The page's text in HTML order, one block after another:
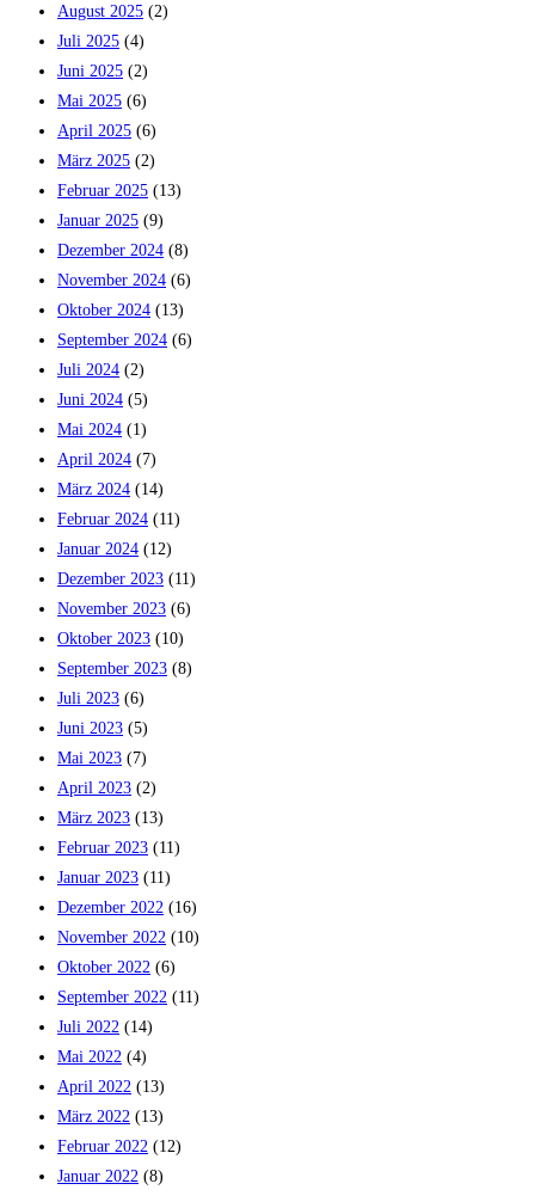
August 2025 (2)
Juli 2025 (4)
Juni 2025 (2)
Mai 2025 (6)
April 2025 (6)
März 2025 (2)
Februar 2025 (13)
Januar 2025 (9)
Dezember 2024 (8)
November 2024 (6)
Oktober 2024 (13)
September 2024 (6)
Juli 2024 (2)
Juni 2024 (5)
Mai 2024 (1)
April 2024 (7)
März 2024 (14)
Februar 2024 (11)
Januar 2024 (12)
Dezember 2023 (11)
November 2023 (6)
Oktober 2023 (10)
September 2023 (8)
Juli 2023 (6)
Juni 2023 (5)
Mai 2023 (7)
April 2023 (2)
März 2023 (13)
Februar 2023 (11)
Januar 2023 (11)
Dezember 2022 (16)
November 2022 (10)
Oktober 2022 (6)
September 2022 (11)
Juli 2022 (14)
Mai 2022 (4)
April 2022 (13)
März 2022 (13)
Februar 2022 (12)
Januar 2022 (8)